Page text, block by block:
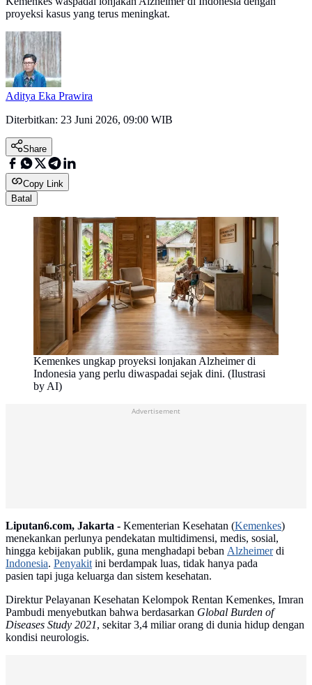
proyeksi kasus yang terus meningkat.
Aditya Eka Prawira
Diterbitkan: 23 Juni 2026, 09:00 WIB
Share
Copy Link
Batal
Kemenkes ungkap proyeksi lonjakan Alzheimer di
Indonesia yang perlu diwaspadai sejak dini. (Ilustrasi
by AI)
Advertisement
Liputan6.com, Jakarta - Kementerian Kesehatan (Kemenkes)
menekankan perlunya pendekatan multidimensi, medis, sosial,
hingga kebijakan publik, guna menghadapi beban Alzheimerdi
Indonesia. Penyakitini berdampak luas, tidak hanya pada
pasien tapi juga keluarga dan sistem kesehatan.
Direktur Pelayanan Kesehatan Kelompok Rentan Kemenkes, Imran
Pambudi menyebutkan bahwa berdasarkan Global Burden of
Diseases Study 2021, sekitar 3,4 miliar orang di dunia hidup dengan
kondisi neurologis.